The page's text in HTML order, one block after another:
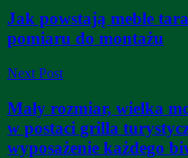
Jak powstają meble
pomiaru do montażu
Next Post
Mały rozmiar, wielka
w postaci grilla
wyposażenie każdego